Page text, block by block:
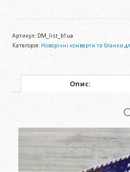
Артикул: DM_list_b1ua
Категорія: Новорічні конверти та бланки
Опис: